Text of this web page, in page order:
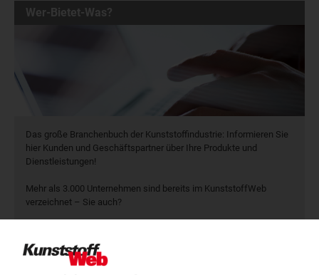
Wer-Bietet-Was?
Das große Branchenbuch der Kunststoffindustrie: Informieren Sie
hier Kunden und Geschäftspartner über Ihre Produkte und
Dienstleistungen!
Mehr als 3.000 Unternehmen sind bereits im KunststoffWeb
verzeichnet – Sie auch?